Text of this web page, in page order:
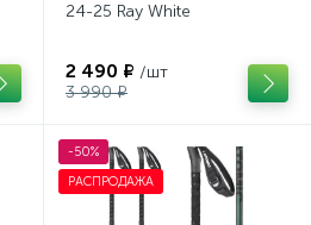
24-25 Ray White
2 490 ₽ /шт
3 990 ₽
-50%
РАСПРОДАЖА